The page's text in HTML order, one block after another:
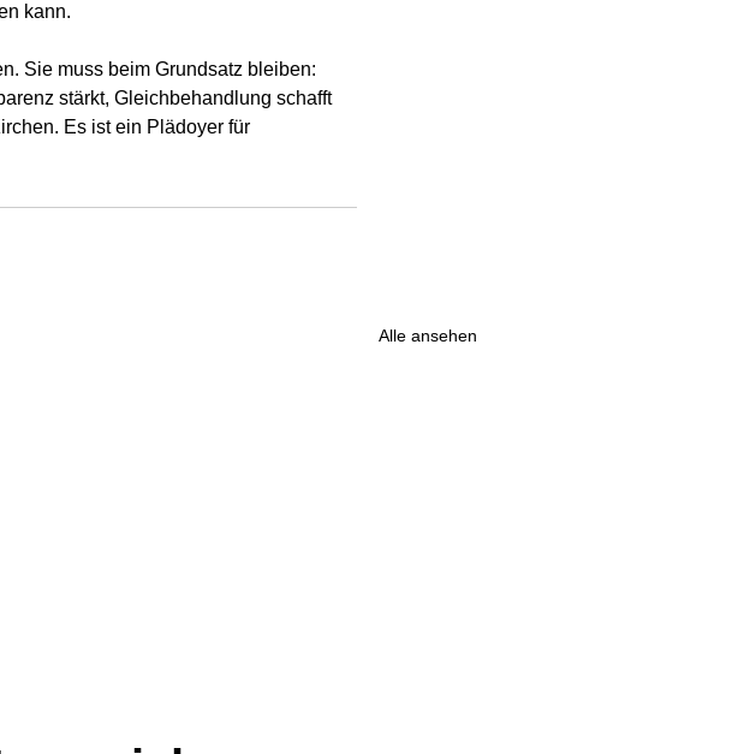
kann.
Sie muss beim Grundsatz bleiben:
stärkt, Gleichbehandlung schafft
Es ist ein Plädoyer für
Alle ansehen